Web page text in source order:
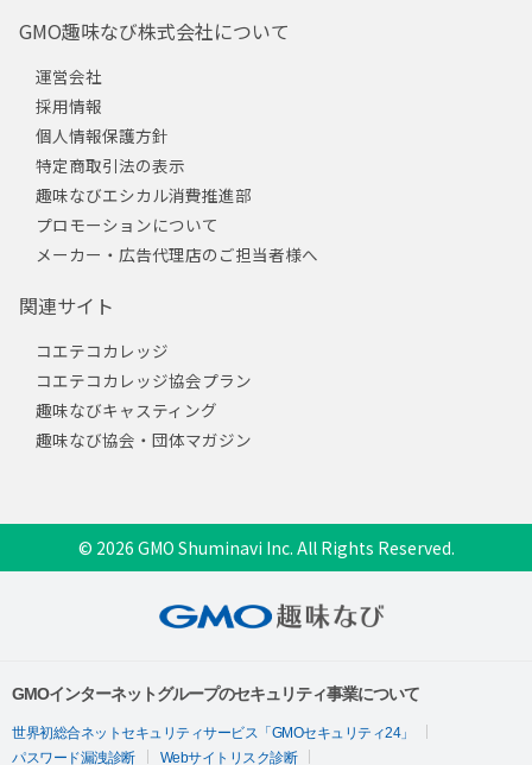
GMO趣味なび株式会社について
運営会社
採用情報
個人情報保護方針
特定商取引法の表示
趣味なびエシカル消費推進部
プロモーションについて
メーカー・広告代理店のご担当者様へ
関連サイト
コエテコカレッジ
コエテコカレッジ協会プラン
趣味なびキャスティング
趣味なび協会・団体マガジン
© 2026 GMO Shuminavi Inc. All Rights Reserved.